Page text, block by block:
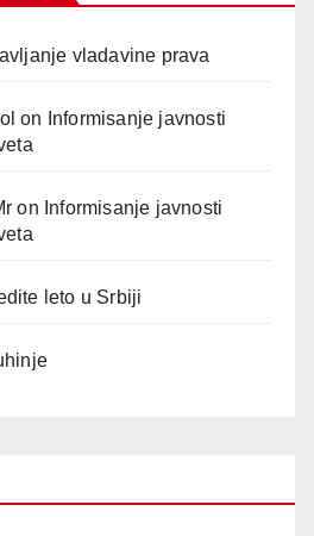
vladavine prava
on
Informisanje javnosti
on Informisanje javnosti
leto u Srbiji